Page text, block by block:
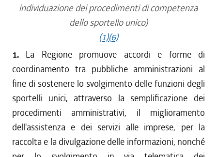
individuazione dei procedimenti di competenza
dello sportello unico)
(1)(6)
1. La Regione promuove accordi e forme di
coordinamento tra pubbliche amministrazioni al
fine di sostenere lo svolgimento delle funzioni degli
sportelli unici, attraverso la semplificazione dei
procedimenti amministrativi, il miglioramento
dell'assistenza e dei servizi alle imprese, per la
raccolta e la divulgazione delle informazioni, nonché